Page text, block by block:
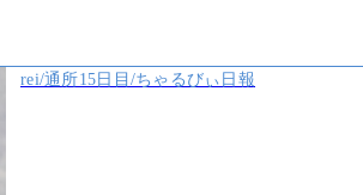
rei/通所15日目/ちゃるびぃ日報